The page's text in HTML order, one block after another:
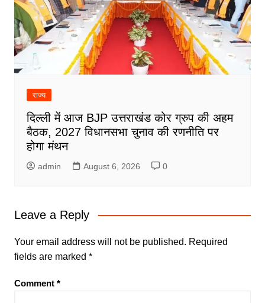
राज्य
दिल्ली में आज BJP उत्तराखंड कोर ग्रुप की अहम
बैठक, 2027 विधानसभा चुनाव की रणनीति पर
होगा मंथन
admin August 6, 2026 0
Leave a Reply
Your email address will not be published. Required
fields are marked *
Comment *